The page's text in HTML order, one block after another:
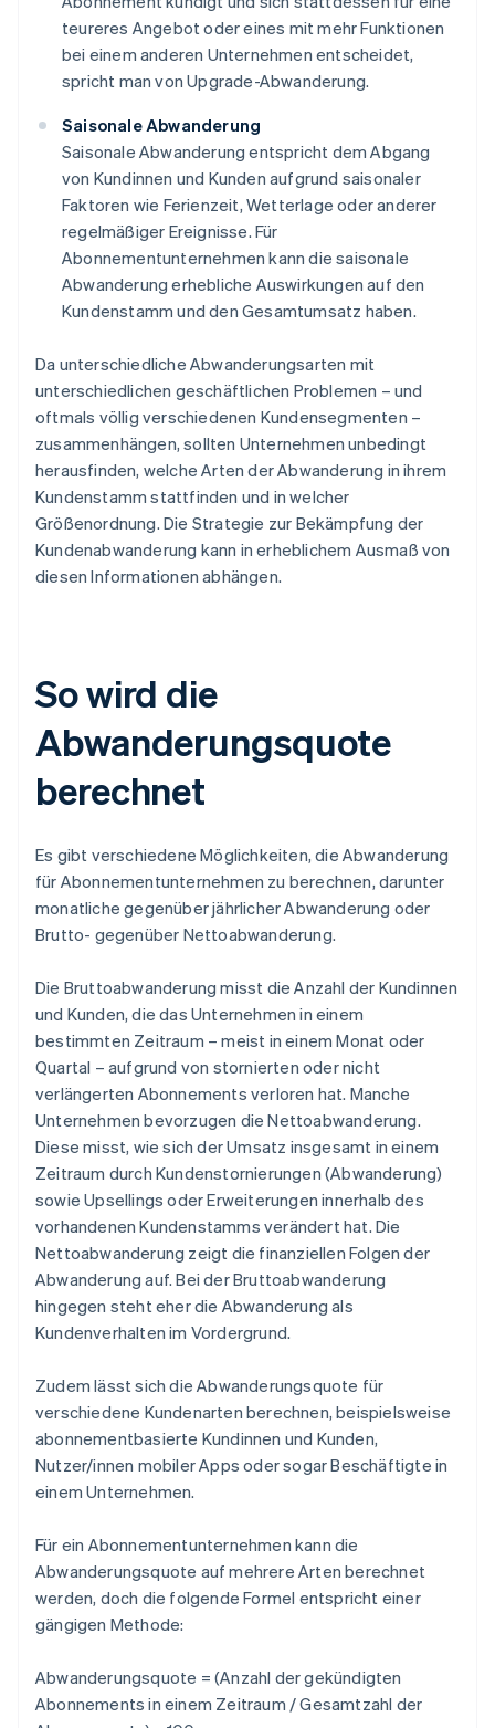
teureres Angebot oder eines mit mehr Funktionen
bei einem anderen Unternehmen entscheidet,
spricht man von Upgrade-Abwanderung.
Saisonale Abwanderung
Saisonale Abwanderung entspricht dem Abgang
von Kundinnen und Kunden aufgrund saisonaler
Faktoren wie Ferienzeit, Wetterlage oder anderer
regelmäßiger Ereignisse. Für
Abonnementunternehmen kann die saisonale
Abwanderung erhebliche Auswirkungen auf den
Kundenstamm und den Gesamtumsatz haben.
Da unterschiedliche Abwanderungsarten mit
unterschiedlichen geschäftlichen Problemen – und
oftmals völlig verschiedenen Kundensegmenten –
zusammenhängen, sollten Unternehmen unbedingt
herausfinden, welche Arten der Abwanderung in ihrem
Kundenstamm stattfinden und in welcher
Größenordnung. Die Strategie zur Bekämpfung der
Kundenabwanderung kann in erheblichem Ausmaß von
diesen Informationen abhängen.
So wird die
Abwanderungsquote
berechnet
Es gibt verschiedene Möglichkeiten, die Abwanderung
für Abonnementunternehmen zu berechnen, darunter
monatliche gegenüber jährlicher Abwanderung oder
Brutto- gegenüber Nettoabwanderung.
Die Bruttoabwanderung misst die Anzahl der Kundinnen
und Kunden, die das Unternehmen in einem
bestimmten Zeitraum – meist in einem Monat oder
Quartal – aufgrund von stornierten oder nicht
verlängerten Abonnements verloren hat. Manche
Unternehmen bevorzugen die Nettoabwanderung.
Diese misst, wie sich der Umsatz insgesamt in einem
Zeitraum durch Kundenstornierungen (Abwanderung)
sowie Upsellings oder Erweiterungen innerhalb des
vorhandenen Kundenstamms verändert hat. Die
Nettoabwanderung zeigt die finanziellen Folgen der
Abwanderung auf. Bei der Bruttoabwanderung
hingegen steht eher die Abwanderung als
Kundenverhalten im Vordergrund.
Zudem lässt sich die Abwanderungsquote für
verschiedene Kundenarten berechnen, beispielsweise
abonnementbasierte Kundinnen und Kunden,
Nutzer/innen mobiler Apps oder sogar Beschäftigte in
einem Unternehmen.
Für ein Abonnementunternehmen kann die
Abwanderungsquote auf mehrere Arten berechnet
werden, doch die folgende Formel entspricht einer
gängigen Methode:
Abwanderungsquote = (Anzahl der gekündigten
Abonnements in einem Zeitraum / Gesamtzahl der